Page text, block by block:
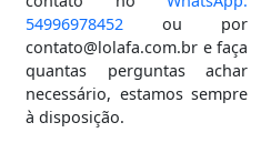
54996978452 ou por
contato@lolafa.com.br e faça
quantas perguntas achar
necessário, estamos sempre
à disposição.